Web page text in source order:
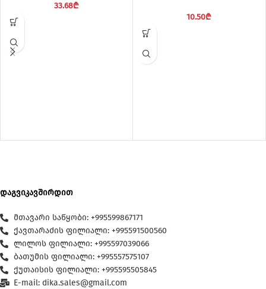
33.68₾
10.50₾
დაგვიკავშირდით
მთავარი საწყობი: +995599867171
ქავთარაძის ფილიალი: +995591500560
ლილოს ფილიალი: +995597039066
ბათუმის ფილიალი: +995557575107
ქუთაისის ფილიალი: +995595505845
E-mail: dika.sales@gmail.com